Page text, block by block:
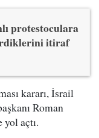
protestoculara
itiraf
kararı, İsrail
Roman
yol açtı.